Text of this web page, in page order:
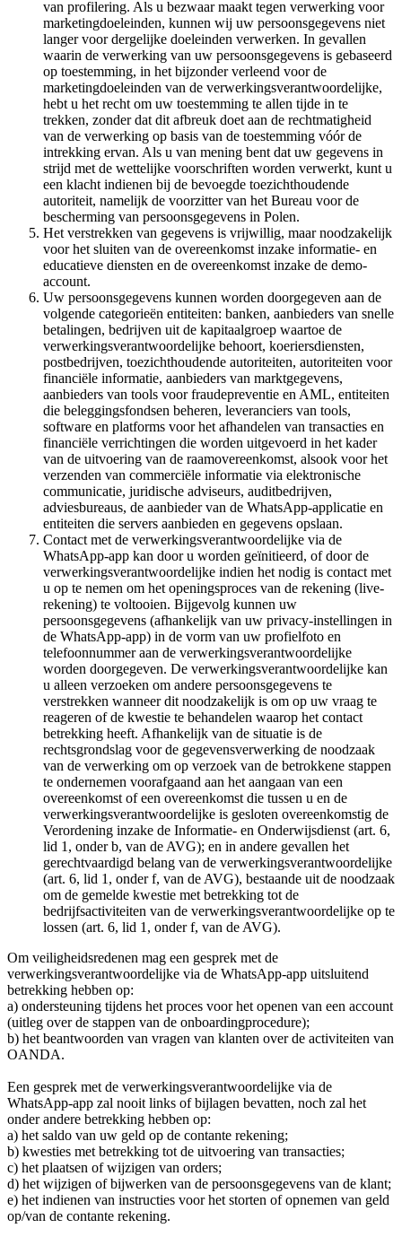
van profilering. Als u bezwaar maakt tegen verwerking voor
marketingdoeleinden, kunnen wij uw persoonsgegevens niet
langer voor dergelijke doeleinden verwerken. In gevallen
waarin de verwerking van uw persoonsgegevens is gebaseerd
op toestemming, in het bijzonder verleend voor de
marketingdoeleinden van de verwerkingsverantwoordelijke,
hebt u het recht om uw toestemming te allen tijde in te
trekken, zonder dat dit afbreuk doet aan de rechtmatigheid
van de verwerking op basis van de toestemming vóór de
intrekking ervan. Als u van mening bent dat uw gegevens in
strijd met de wettelijke voorschriften worden verwerkt, kunt u
een klacht indienen bij de bevoegde toezichthoudende
autoriteit, namelijk de voorzitter van het Bureau voor de
bescherming van persoonsgegevens in Polen.
Het verstrekken van gegevens is vrijwillig, maar noodzakelijk
voor het sluiten van de overeenkomst inzake informatie- en
educatieve diensten en de overeenkomst inzake de demo-
account.
Uw persoonsgegevens kunnen worden doorgegeven aan de
volgende categorieën entiteiten: banken, aanbieders van snelle
betalingen, bedrijven uit de kapitaalgroep waartoe de
verwerkingsverantwoordelijke behoort, koeriersdiensten,
postbedrijven, toezichthoudende autoriteiten, autoriteiten voor
financiële informatie, aanbieders van marktgegevens,
aanbieders van tools voor fraudepreventie en AML, entiteiten
die beleggingsfondsen beheren, leveranciers van tools,
software en platforms voor het afhandelen van transacties en
financiële verrichtingen die worden uitgevoerd in het kader
van de uitvoering van de raamovereenkomst, alsook voor het
verzenden van commerciële informatie via elektronische
communicatie, juridische adviseurs, auditbedrijven,
adviesbureaus, de aanbieder van de WhatsApp-applicatie en
entiteiten die servers aanbieden en gegevens opslaan.
Contact met de verwerkingsverantwoordelijke via de
WhatsApp-app kan door u worden geïnitieerd, of door de
verwerkingsverantwoordelijke indien het nodig is contact met
u op te nemen om het openingsproces van de rekening (live-
rekening) te voltooien. Bijgevolg kunnen uw
persoonsgegevens (afhankelijk van uw privacy-instellingen in
de WhatsApp-app) in de vorm van uw profielfoto en
telefoonnummer aan de verwerkingsverantwoordelijke
worden doorgegeven. De verwerkingsverantwoordelijke kan
u alleen verzoeken om andere persoonsgegevens te
verstrekken wanneer dit noodzakelijk is om op uw vraag te
reageren of de kwestie te behandelen waarop het contact
betrekking heeft. Afhankelijk van de situatie is de
rechtsgrondslag voor de gegevensverwerking de noodzaak
van de verwerking om op verzoek van de betrokkene stappen
te ondernemen voorafgaand aan het aangaan van een
overeenkomst of een overeenkomst die tussen u en de
verwerkingsverantwoordelijke is gesloten overeenkomstig de
Verordening inzake de Informatie- en Onderwijsdienst (art. 6,
lid 1, onder b, van de AVG); en in andere gevallen het
gerechtvaardigd belang van de verwerkingsverantwoordelijke
(art. 6, lid 1, onder f, van de AVG), bestaande uit de noodzaak
om de gemelde kwestie met betrekking tot de
bedrijfsactiviteiten van de verwerkingsverantwoordelijke op te
lossen (art. 6, lid 1, onder f, van de AVG).
Om veiligheidsredenen mag een gesprek met de
verwerkingsverantwoordelijke via de WhatsApp-app uitsluitend
betrekking hebben op:
a) ondersteuning tijdens het proces voor het openen van een account
(uitleg over de stappen van de onboardingprocedure);
b) het beantwoorden van vragen van klanten over de activiteiten van
OANDA.
Een gesprek met de verwerkingsverantwoordelijke via de
WhatsApp-app zal nooit links of bijlagen bevatten, noch zal het
onder andere betrekking hebben op:
a) het saldo van uw geld op de contante rekening;
b) kwesties met betrekking tot de uitvoering van transacties;
c) het plaatsen of wijzigen van orders;
d) het wijzigen of bijwerken van de persoonsgegevens van de klant;
e) het indienen van instructies voor het storten of opnemen van geld
op/van de contante rekening.